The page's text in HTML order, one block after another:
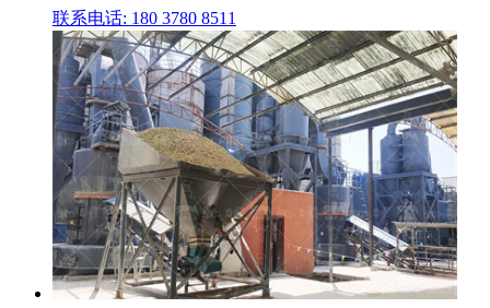
联系电话: 180 3780 8511